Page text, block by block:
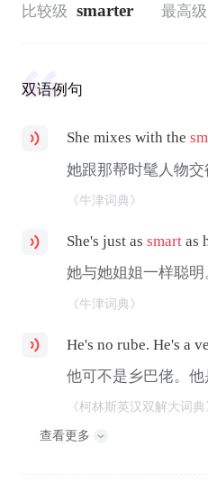
比较级 smarter 最高级
双语例句
She mixes with the
她跟那帮时髦人物交
《牛津词典》
She's just assmart as
她与她姐姐一样聪明
《牛津词典》
He's no rube. He's a
他可不是乡巴佬。他
《柯林斯英汉双解大词典
查看更多